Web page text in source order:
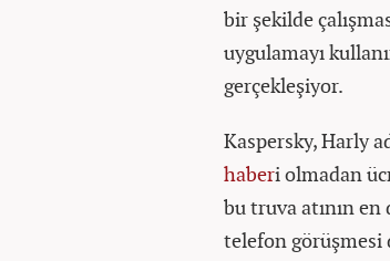
bir şekilde
uygulamayı
gerçekleşiyor.
Kaspersky, Harly
haberi olmadan
bu truva atının en
telefon görüşmesi